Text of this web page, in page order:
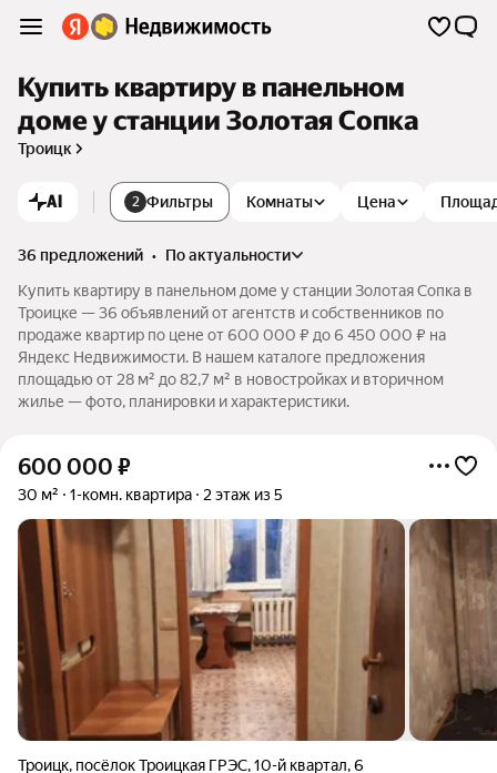
Купить квартиру в панельном
доме у станции Золотая Сопка
Троицк
AI 2 Фильтры Комнаты Цена
36 предложений •
по актуальности
Купить квартиру в панельном доме у станции Золотая Сопка в
Троицке — 36 объявлений от агентств и собственников по
продаже квартир по цене от 600 000 ₽ до 6 450 000 ₽ на
Яндекс Недвижимости. В нашем каталоге предложения
площадью от 28 м² до 82,7 м² в новостройках и вторичном
жилье — фото, планировки и характеристики.
600 000 ₽
30 м² 1-комн. квартира 2 этаж из 5
Троицк, посёлок Троицкая ГРЭС,10-й квартал,6